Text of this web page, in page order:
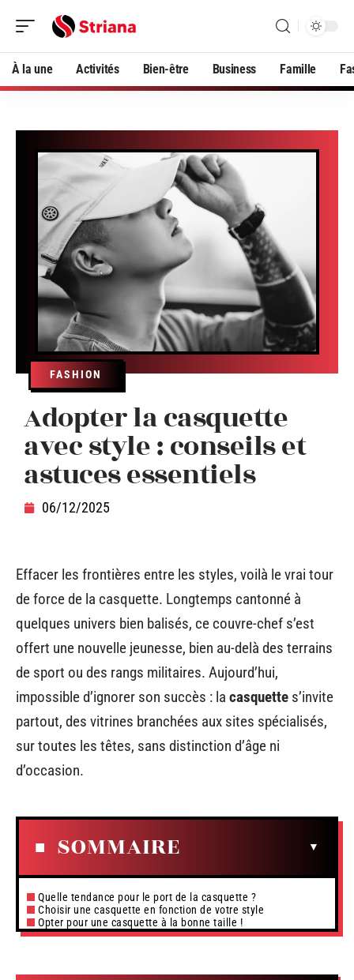
À la une Activités Bien-être Business Famille
FASHION
Adopter la casquette
avec style : conseils et
astuces essentiels
06/12/2025
Effacer les frontières entre les styles, voilà le vrai tour
de force de la casquette. Longtemps cantonné à
quelques univers bien balisés, ce couvre-chef s’est
offert une nouvelle jeunesse, bien au-delà des terrains
de sport ou des rangs militaires. Aujourd’hui,
impossible d’ignorer son succès : la casquette s’invite
partout, des vitrines branchées aux sites spécialisés,
sur toutes les têtes, sans distinction d’âge ni
d’occasion.
SOMMAIRE
Quelle tendance pour le port de la casquette ?
Choisir une casquette en fonction de votre style
Opter pour une casquette à la bonne taille !